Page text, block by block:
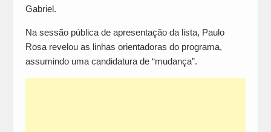
Gabriel.
Na sessão pública de apresentação da lista, Paulo
Rosa revelou as linhas orientadoras do programa,
assumindo uma candidatura de “mudança”.